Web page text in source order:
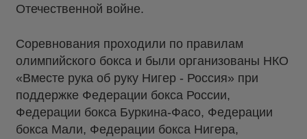
Отечественной войне.
Соревнования проходили по правилам
олимпийского бокса и были организованы НКО
«Вместе рука об руку Нигер - Россия» при
поддержке Федерации бокса России,
Федерации бокса Буркина-Фасо, Федерации
бокса Мали, Федерации бокса Нигера,